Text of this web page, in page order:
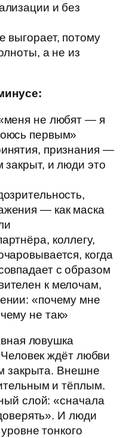
и без
выгорает, потому
а не из
не любят — я
первым»
признания —
закрыт, и люди это
— как маска
коллегу,
когда
с образом
к мелочам,
«почему мне
не так»
ловушка
ждёт любви
закрыта. Внешне
и тёплым.
слой: «сначала
И люди
тонкого